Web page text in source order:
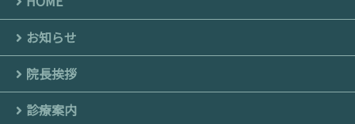
お知らせ
院長挨拶
診療案内